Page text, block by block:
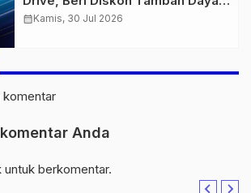
50% di Ajang GIIAS 2026
calendar_monthKamis, 30 Jul 2026
komentar
Anda
untuk berkomentar.